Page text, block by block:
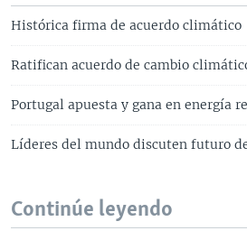
Histórica firma de acuerdo climático
Ratifican acuerdo de cambio
Portugal apuesta y gana en energía
Líderes del mundo discuten futuro
Continúe leyendo